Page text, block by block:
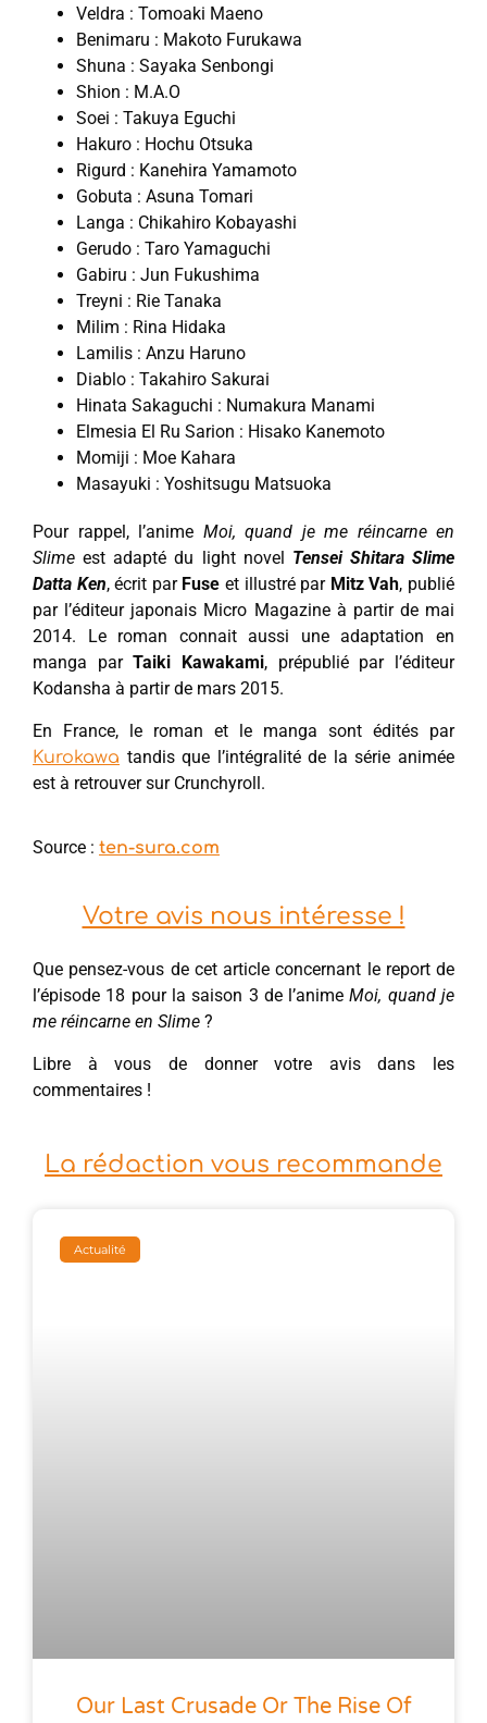
Veldra : Tomoaki Maeno
Benimaru : Makoto Furukawa
Shuna : Sayaka Senbongi
Shion : M.A.O
Soei : Takuya Eguchi
Hakuro : Hochu Otsuka
Rigurd : Kanehira Yamamoto
Gobuta : Asuna Tomari
Langa : Chikahiro Kobayashi
Gerudo : Taro Yamaguchi
Gabiru : Jun Fukushima
Treyni : Rie Tanaka
Milim : Rina Hidaka
Lamilis : Anzu Haruno
Diablo : Takahiro Sakurai
Hinata Sakaguchi : Numakura Manami
Elmesia El Ru Sarion : Hisako Kanemoto
Momiji : Moe Kahara
Masayuki : Yoshitsugu Matsuoka
Pour rappel, l’anime Moi, quand je me réincarne en
Slime est adapté du light novel Tensei Shitara Slime
Datta Ken, écrit par Fuse et illustré par Mitz Vah, publié
par l’éditeur japonais Micro Magazine à partir de mai
2014. Le roman connait aussi une adaptation en
manga parTaiki Kawakami, prépublié par l’éditeur
Kodansha à partir de mars 2015.
En France, le roman et le manga sont édités par
Kurokawa tandis que l’intégralité de la série animée
est à retrouver sur Crunchyroll.
Source : ten-sura.com
Votre avis nous intéresse !
Que pensez-vous de cet article concernant le report de
l’épisode 18 pour la saison 3 de l’animeMoi, quand je
me réincarne en Slime ?
Libre à vous de donner votre avis dans les
commentaires !
La rédaction vous recommande
Actualité
Our Last Crusade Or The Rise Of